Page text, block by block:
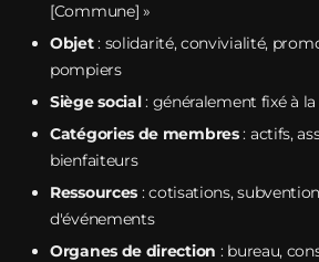
[Commune] »
Objet: solidarité, convivialité,
pompiers
Siège social: généralement fixé à la
Catégories de membres: actifs,
bienfaiteurs
Ressources : cotisations,
d'événements
Organes de direction : bureau,